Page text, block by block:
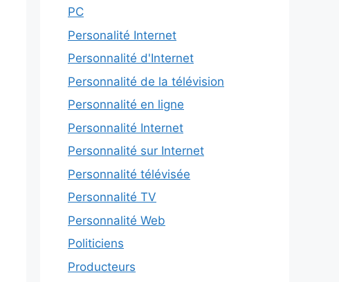
PC
Personalité Internet
Personnalité d'Internet
Personnalité de la télévision
Personnalité en ligne
Personnalité Internet
Personnalité sur Internet
Personnalité télévisée
Personnalité TV
Personnalité Web
Politiciens
Producteurs